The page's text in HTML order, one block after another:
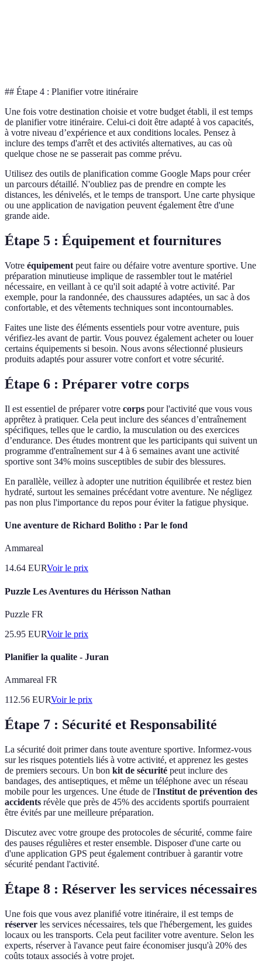
## Étape 4 : Planifier votre itinéraire
Une fois votre destination choisie et votre budget établi, il est temps
de planifier votre itinéraire. Celui-ci doit être adapté à vos capacités,
à votre niveau d’expérience et aux conditions locales. Pensez à
inclure des temps d'arrêt et des activités alternatives, au cas où
quelque chose ne se passerait pas comme prévu.
Utilisez des outils de planification comme Google Maps pour créer
un parcours détaillé. N'oubliez pas de prendre en compte les
distances, les dénivelés, et le temps de transport. Une carte physique
ou une application de navigation peuvent également être d'une
grande aide.
Étape 5 : Équipement et fournitures
Votre équipement peut faire ou défaire votre aventure sportive. Une
préparation minutieuse implique de rassembler tout le matériel
nécessaire, en veillant à ce qu'il soit adapté à votre activité. Par
exemple, pour la randonnée, des chaussures adaptées, un sac à dos
confortable, et des vêtements techniques sont incontournables.
Faites une liste des éléments essentiels pour votre aventure, puis
vérifiez-les avant de partir. Vous pouvez également acheter ou louer
certains équipements si besoin. Nous avons sélectionné plusieurs
produits adaptés pour assurer votre confort et votre sécurité.
Étape 6 : Préparer votre corps
Il est essentiel de préparer votre corps pour l'activité que vous vous
apprêtez à pratiquer. Cela peut inclure des séances d’entraînement
spécifiques, telles que le cardio, la musculation ou des exercices
d’endurance. Des études montrent que les participants qui suivent un
programme d'entraînement sur 4 à 6 semaines avant une activité
sportive sont 34% moins susceptibles de subir des blessures.
En parallèle, veillez à adopter une nutrition équilibrée et restez bien
hydraté, surtout les semaines précédant votre aventure. Ne négligez
pas non plus l'importance du repos pour éviter la fatigue physique.
Une aventure de Richard Bolitho : Par le fond
Ammareal
14.64 EURVoir le prix
Puzzle Les Aventures du Hérisson Nathan
Puzzle FR
25.95 EURVoir le prix
Planifier la qualite - Juran
Ammareal FR
112.56 EURVoir le prix
Étape 7 : Sécurité et Responsabilité
La sécurité doit primer dans toute aventure sportive. Informez-vous
sur les risques potentiels liés à votre activité, et apprenez les gestes
de premiers secours. Un bon kit de sécurité peut inclure des
bandages, des antiseptiques, et même un téléphone avec un réseau
mobile pour les urgences. Une étude de l'Institut de prévention des
accidents révèle que près de 45% des accidents sportifs pourraient
être évités par une meilleure préparation.
Discutez avec votre groupe des protocoles de sécurité, comme faire
des pauses régulières et rester ensemble. Disposer d'une carte ou
d'une application GPS peut également contribuer à garantir votre
sécurité pendant l'activité.
Étape 8 : Réserver les services nécessaires
Une fois que vous avez planifié votre itinéraire, il est temps de
réserver les services nécessaires, tels que l'hébergement, les guides
locaux ou les transports. Cela peut faciliter votre aventure. Selon les
experts, réserver à l'avance peut faire économiser jusqu'à 20% des
coûts totaux associés à votre projet.